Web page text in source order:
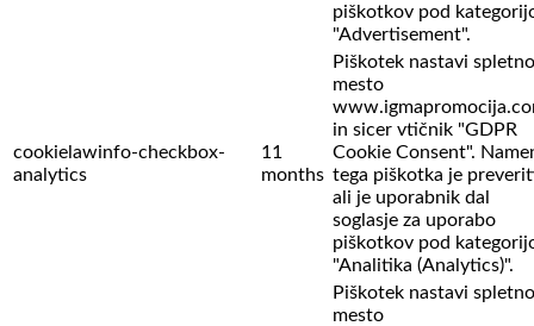
piškotkov pod
"Advertisement".
cookielawinfo-checkbox-
analytics
11
months
Piškotek nastavi spletno
mesto
in sicer vtičnik "GDPR
Cookie Consent".
tega piškotka je
ali je uporabnik dal
soglasje za uporabo
piškotkov pod
"Analitika (Analytics)".
Piškotek nastavi spletno
mesto